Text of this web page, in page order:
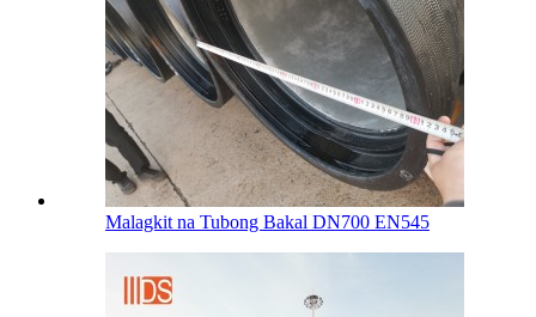
Malagkit na Tubong Bakal DN700 EN545